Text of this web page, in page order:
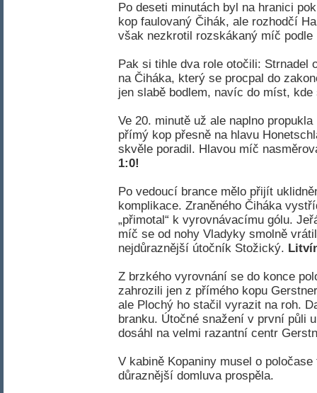
Po deseti minutách byl na hranici
kop faulovaný Čihák, ale rozhodčí
však nezkrotil rozskákaný míč
Pak si tihle dva role otočili: Strnadel
na Čiháka, který se procpal do
jen slabě bodlem, navíc do míst,
Ve 20. minutě už ale naplno
přímý kop přesně na hlavu
skvěle poradil. Hlavou míč
1:0!
Po vedoucí brance mělo přijít
komplikace. Zraněného Čiháka
„přimotal“ k vyrovnávacímu gólu.
míč se od nohy Vladyky smolně
nejdůraznější útočník Stožický.
Z brzkého vyrovnání se do konce
zahrozili jen z přímého kopu
ale Plochý ho stačil vyrazit na roh.
branku. Útočné snažení v první půli
dosáhl na velmi razantní centr
V kabině Kopaniny musel o
důraznější domluva prospěla.